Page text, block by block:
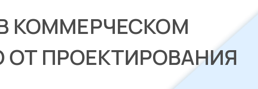
КОММЕРЧЕСКОМ
ПРОЕКТИРОВАНИЯ